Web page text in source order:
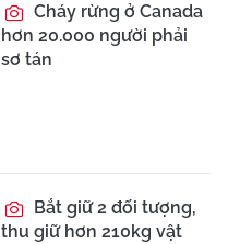
Cháy rừng ở Canada
hơn 20.000 người phải
sơ tán
Bắt giữ 2 đối tượng,
thu giữ hơn 210kg vật